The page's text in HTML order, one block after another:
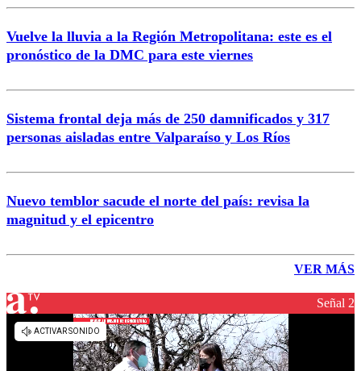
Vuelve la lluvia a la Región Metropolitana: este es el
pronóstico de la DMC para este viernes
Sistema frontal deja más de 250 damnificados y 317
personas aisladas entre Valparaíso y Los Ríos
Nuevo temblor sacude el norte del país: revisa la
magnitud y el epicentro
VER MÁS
Señal 2